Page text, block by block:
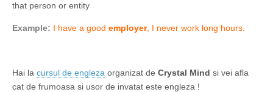
that person or entity
Example: I have a good employer, I never work long hours.
Hai la cursul de engleza organizat de Crystal Mind si vei afla
cat de frumoasa si usor de invatat este engleza !